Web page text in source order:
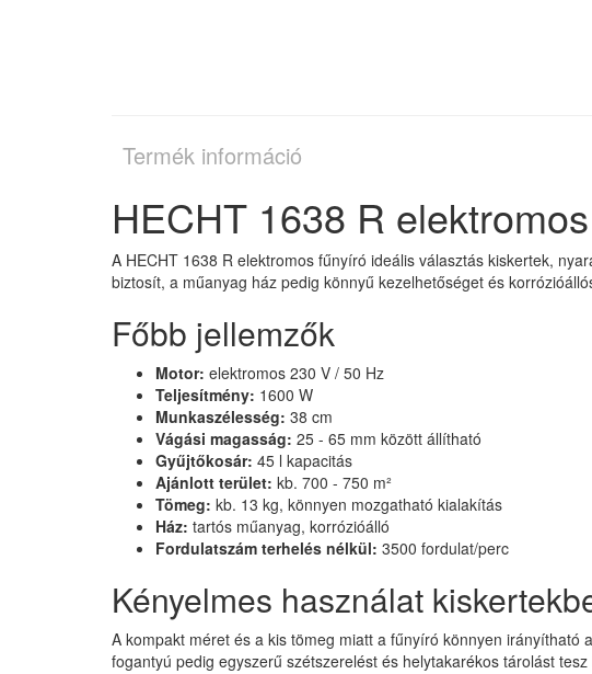
Termék információ
HECHT 1638 R
A HECHT 1638 R elektromos fűnyíró ideális választás kiskertek,
biztosít, a műanyag ház pedig könnyű kezelhetőséget és
Főbb jellemzők
Motor: elektromos 230 V / 50 Hz
Teljesítmény: 1600 W
Munkaszélesség: 38 cm
Vágási magasság: 25 - 65 mm között állítható
Gyűjtőkosár: 45 l kapacitás
Ajánlott terület: kb. 700 - 750 m²
Tömeg: kb. 13 kg, könnyen mozgatható kialakítás
Ház: tartós műanyag, korrózióálló
Fordulatszám terhelés nélkül: 3500 fordulat/perc
Kényelmes használat
A kompakt méret és a kis tömeg miatt a fűnyíró könnyen
fogantyú pedig egyszerű szétszerelést és helytakarékos tárolást tesz